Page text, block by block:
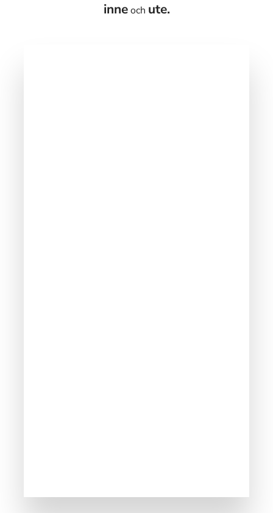
inneoch ute.